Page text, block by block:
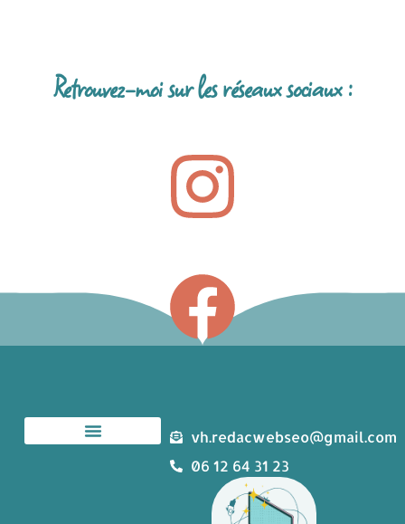
Retrouvez-moi sur les réseaux sociaux :
vh.redacwebseo@gmail.com
06 12 64 31 23